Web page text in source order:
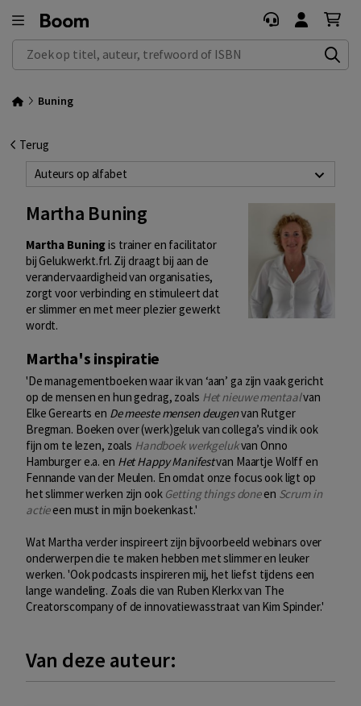
Zoek op titel, auteur, trefwoord of ISBN
Buning
Terug
Auteurs op alfabet
Martha Buning
Martha Buningis trainer en facilitator
bij Gelukwerkt.frl. Zij draagt bij aan de
verandervaardigheid van organisaties,
zorgt voor verbinding en stimuleert dat
er slimmer en met meer plezier gewerkt
wordt.
Martha's inspiratie
'De managementboeken waar ik van ‘aan’ ga zijn vaak gericht
op de mensen en hun gedrag, zoals Het nieuwe mentaalvan
Elke Gerearts en De meeste mensen deugenvan Rutger
Bregman. Boeken over (werk)geluk van collega’s vind ik ook
fijn om te lezen, zoals Handboek werkgelukvan Onno
Hamburger e.a. en Het Happy Manifestvan Maartje Wolff en
Fennande van der Meulen. En omdat onze focus ook ligt op
het slimmer werken zijn ook Getting things doneen Scrum in
actieeen must in mijn boekenkast.'
Wat Martha verder inspireert zijn bijvoorbeeld webinars over
onderwerpen die te maken hebben met slimmer en leuker
werken. 'Ook podcasts inspireren mij, het liefst tijdens een
lange wandeling. Zoals die van Ruben Klerkx van The
Creatorscompany of de innovatiewasstraat van Kim Spinder.'
Van deze auteur: